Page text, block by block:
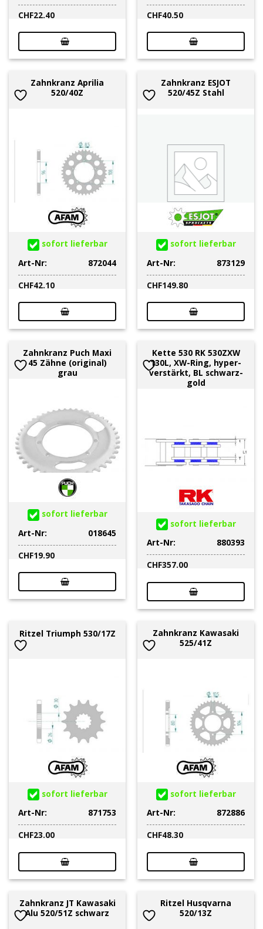
CHF22.40
CHF40.50
Zahnkranz Aprilia
520/40Z
sofort lieferbar
Art-Nr:
872044
CHF42.10
Zahnkranz ESJOT
520/45Z Stahl
sofort lieferbar
Art-Nr:
873129
CHF149.80
Zahnkranz Puch Maxi
45 Zähne (original)
grau
sofort lieferbar
Art-Nr:
018645
CHF19.90
Kette 530 RK 530ZXW
130L, XW-Ring, hyper-
verstärkt, BL schwarz-
gold
sofort lieferbar
Art-Nr:
880393
CHF357.00
Ritzel Triumph 530/17Z
sofort lieferbar
Art-Nr:
871753
CHF23.00
Zahnkranz Kawasaki
525/41Z
sofort lieferbar
Art-Nr:
872886
CHF48.30
Zahnkranz JT Kawasaki
Alu 520/51Z schwarz
Ritzel Husqvarna
520/13Z